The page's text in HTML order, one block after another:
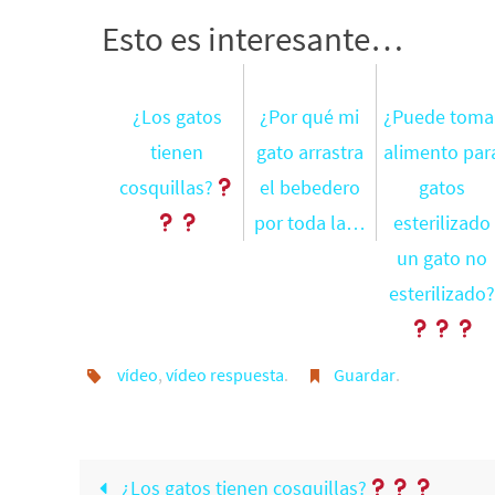
Esto es interesante…
¿Los gatos
tienen
cosquillas?
¿Por qué mi
gato arrastra
el bebedero
por toda la…
¿Puede
alimento
gatos
esterilizado
un gato no
esterilizado?
vídeo, vídeo respuesta. Guardar.
¿Los gatos tienen cosquillas?